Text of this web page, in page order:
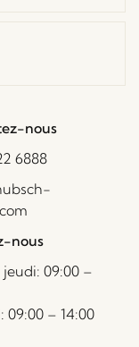
nous
6888
nous
09:00 –
09:00 – 14:00